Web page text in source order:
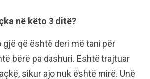
në këto 3 ditë?
gjë që është deri më tani për
bërë pa dashuri. Është trajtuar
sikur ajo nuk është mirë. Unë